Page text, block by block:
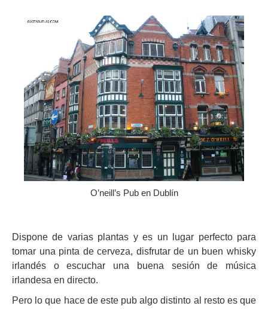
O’neill’s Pub en Dublín
Dispone de varias plantas y es un lugar perfecto para
tomar una pinta de cerveza, disfrutar de un buen whisky
irlandés o escuchar una buena sesión de música
irlandesa en directo.
Pero lo que hace de este pub algo distinto al resto es que